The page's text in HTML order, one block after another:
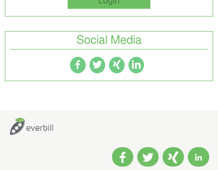
Social Media